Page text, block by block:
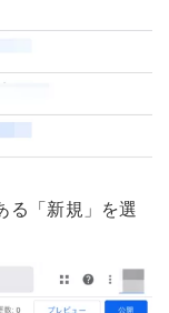
る「新規」を選